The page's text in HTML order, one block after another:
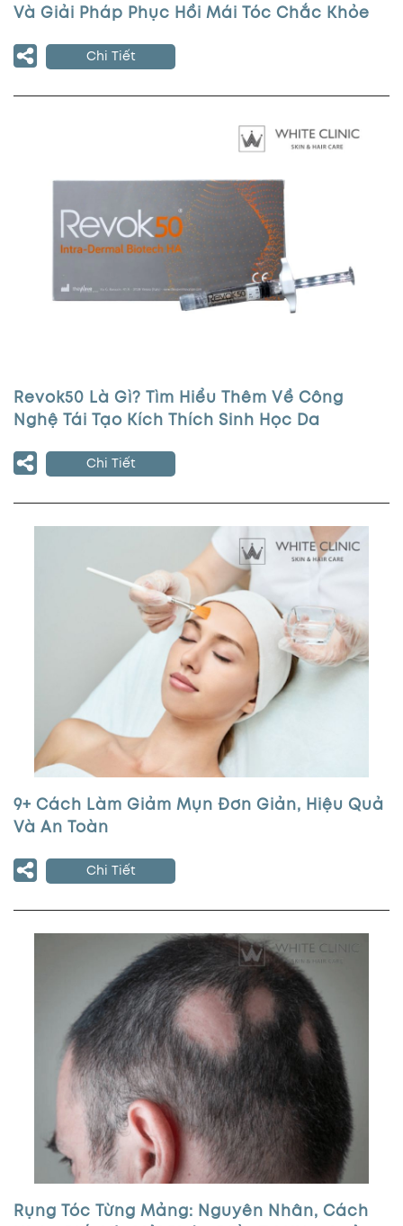
Và Giải Pháp Phục Hồi Mái Tóc Chắc Khỏe
Chi Tiết
Revok50 Là Gì? Tìm Hiểu Thêm Về Công
Nghệ Tái Tạo Kích Thích Sinh Học Da
Chi Tiết
9+ Cách Làm Giảm Mụn Đơn Giản, Hiệu Quả
Và An Toàn
Chi Tiết
Rụng Tóc Từng Mảng: Nguyên Nhân, Cách